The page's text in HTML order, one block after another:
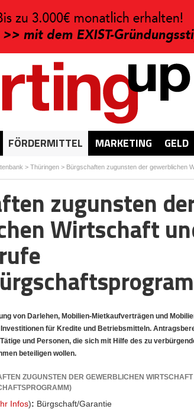
FÖRDERMITTEL MARKETING GELD
> Thüringen> Bürgschaften zugunsten der gewerblichen
zugunsten
Wirtschaft
von Darlehen, Mobilien-Mietkaufverträgen und
für Kredite und Betriebsmitteln.
und Personen, die sich mit Hilfe des zu
beteiligen wollen.
ZUGUNSTEN DER GEWERBLICHEN
Infos): Bürgschaft/Garantie